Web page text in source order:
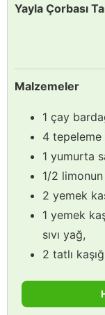
Yayla Çorbası
Malzemeler
1 çay
4 tepeleme
1 yumurta
1/2
2 yemek
1 yemek
sıvı yağ,
2 tatlı